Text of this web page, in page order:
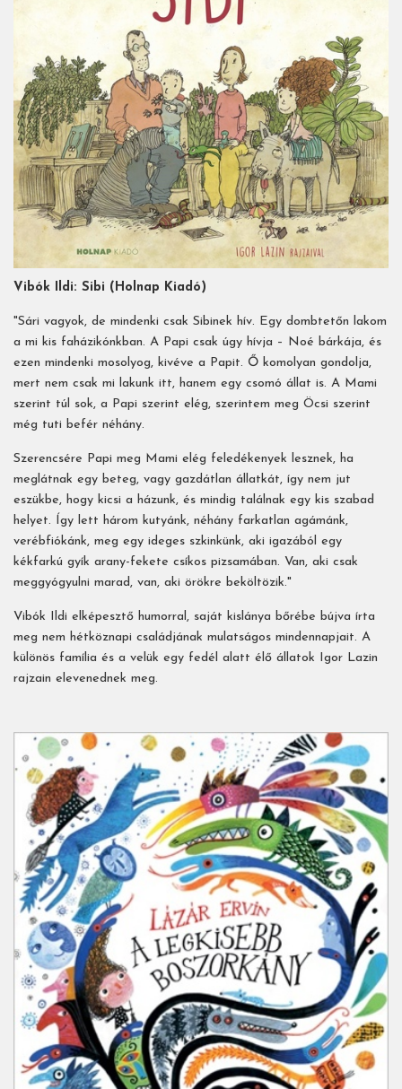
Vibók Ildi: Sibi (Holnap Kiadó)
"Sári vagyok, de mindenki csak Sibinek hív. Egy dombtetőn lakom
a mi kis faházikónkban. A Papi csak úgy hívja – Noé bárkája, és
ezen mindenki mosolyog, kivéve a Papit. Ő komolyan gondolja,
mert nem csak mi lakunk itt, hanem egy csomó állat is. A Mami
szerint túl sok, a Papi szerint elég, szerintem meg Öcsi szerint
még tuti befér néhány.
Szerencsére Papi meg Mami elég feledékenyek lesznek, ha
meglátnak egy beteg, vagy gazdátlan állatkát, így nem jut
eszükbe, hogy kicsi a házunk, és mindig találnak egy kis szabad
helyet. Így lett három kutyánk, néhány farkatlan agámánk,
verébfiókánk, meg egy ideges szkinkünk, aki igazából egy
kékfarkú gyík arany-fekete csíkos pizsamában. Van, aki csak
meggyógyulni marad, van, aki örökre beköltözik."
Vibók Ildi elképesztő humorral, saját kislánya bőrébe bújva írta
meg nem hétköznapi családjának mulatságos mindennapjait. A
különös família és a velük egy fedél alatt élő állatok Igor Lazin
rajzain elevenednek meg.